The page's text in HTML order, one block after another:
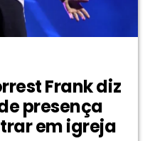
Frank diz
presença
em igreja